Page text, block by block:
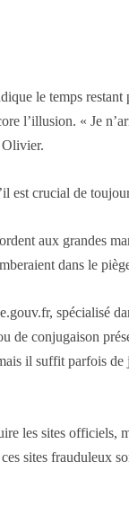
le temps
l’illusion. « Je
Olivier.
est crucial de
aux grandes
dans le
spécialisé
conjugaison
il suffit parfois
les sites officiels,
sites frauduleux